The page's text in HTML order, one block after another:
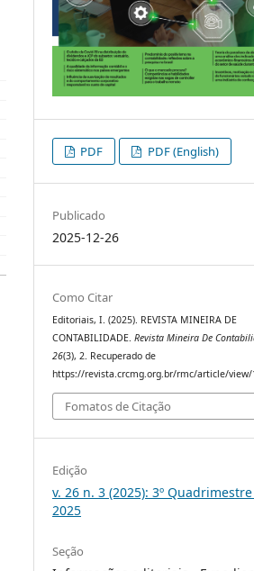
PDF PDF (English)
Publicado
2025-12-26
Como Citar
Editoriais, I. (2025). REVISTA MINEIRA DE
CONTABILIDADE.Revista Mineira De
26(3), 2. Recuperado de
https://revista.crcmg.org.br/rmc/article/view/
Fomatos de Citação
Edição
v. 26 n. 3 (2025): 3º
2025
Seção